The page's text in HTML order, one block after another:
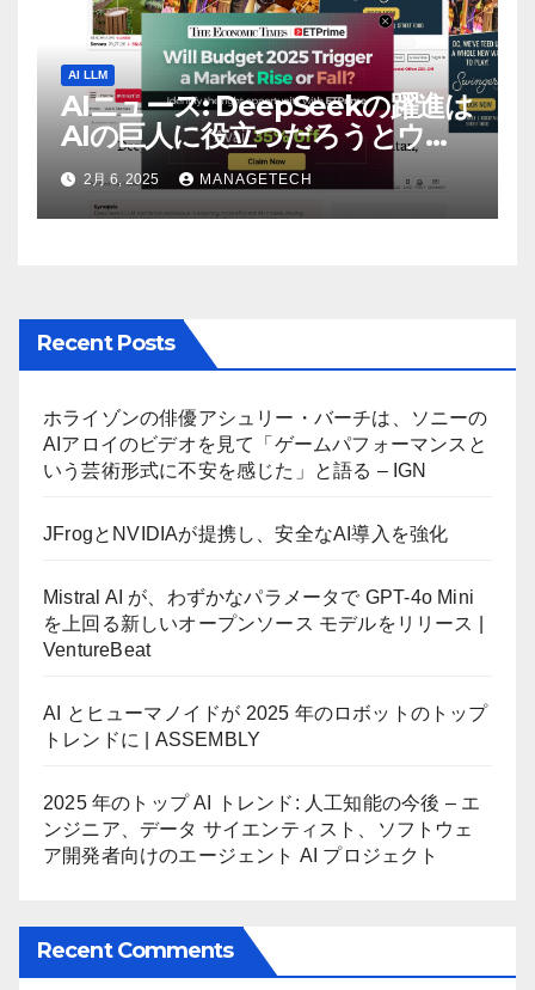
AI LLM
AIニュース: DeepSeekの躍進は
AIの巨人に役立つだろうとウォ
ール街のアナリストが語る –
The Economic Times
2月 6, 2025 MANAGETECH
Recent Posts
ホライゾンの俳優アシュリー・バーチは、ソニーの
AIアロイのビデオを見て「ゲームパフォーマンスと
いう芸術形式に不安を感じた」と語る – IGN
JFrogとNVIDIAが提携し、安全なAI導入を強化
Mistral AI が、わずかなパラメータで GPT-4o Mini
を上回る新しいオープンソース モデルをリリース |
VentureBeat
AI とヒューマノイドが 2025 年のロボットのトップ
トレンドに | ASSEMBLY
2025 年のトップ AI トレンド: 人工知能の今後 – エ
ンジニア、データ サイエンティスト、ソフトウェ
ア開発者向けのエージェント AI プロジェクト
Recent Comments